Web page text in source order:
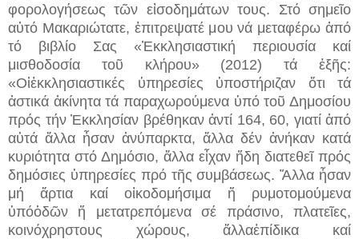
φορολογήσεως τῶν εἰσοδημάτων τους. Στό σημεῖο
αὐτό Μακαριώτατε, ἐπιτρεψατέ μου νά μεταφέρω ἀπό
τό βιβλίο Σας «Ἐκκλησιαστική περιουσία καί
μισθοδοσία τοῦ κλήρου» (2012) τά ἑξῆς:
«Οἱἐκκλησιαστικές ὑπηρεσίες ὑποστήριζαν ὅτι τά
ἀστικά ἀκίνητα τά παραχωρούμενα ὑπό τοῦ Δημοσίου
πρός τήν Ἐκκλησίαν βρέθηκαν ἀντί 164, 60, γιατί ἀπό
αὐτά ἄλλα ἦσαν ἀνύπαρκτα, ἄλλα δέν ἀνήκαν κατά
κυριότητα στό Δημόσιο, ἄλλα εἶχαν ἤδη διατεθεῖ πρός
δημόσιες ὑπηρεσίες πρό τῆς συμβάσεως. Ἄλλα ἦσαν
μή ἄρτια καί οἰκοδομήσιμα ἤ ρυμοτομούμενα
ὑπόὁδῶν ἤ μετατρεπόμενα σέ πράσινο, πλατεῖες,
κοινόχρηστους χώρους, ἄλλαἐπίδικα καί